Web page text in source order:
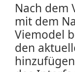
Nach dem
mit dem
Viemodel
den